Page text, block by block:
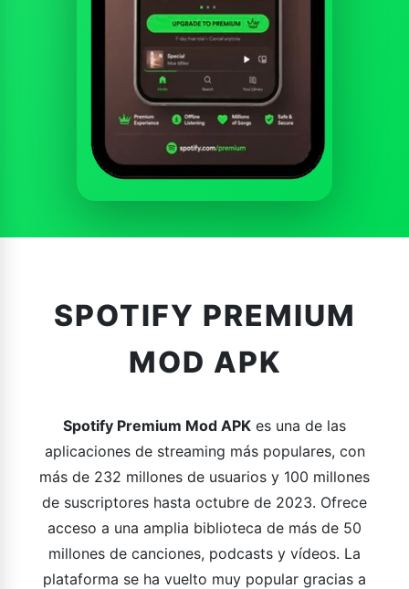
SPOTIFY PREMIUM
MOD APK
Spotify Premium Mod APK es una de las
aplicaciones de streaming más populares, con
más de 232 millones de usuarios y 100 millones
de suscriptores hasta octubre de 2023. Ofrece
acceso a una amplia biblioteca de más de 50
millones de canciones, podcasts y vídeos. La
plataforma se ha vuelto muy popular gracias a